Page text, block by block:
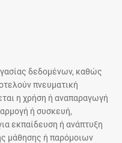
δεδομένων, καθώς
πνευματική
η χρήση ή αναπαραγωγή
ή συσκευή,
εκπαίδευση ή ανάπτυξη
μάθησης ή παρόμοιων